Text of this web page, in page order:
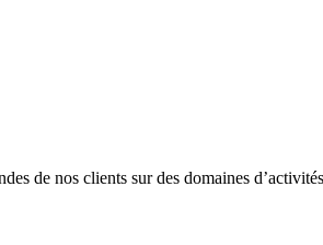
de nos clients sur des domaines